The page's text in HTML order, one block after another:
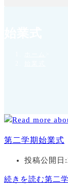
第二学期始業式
投稿公開日:
続きを読む第二